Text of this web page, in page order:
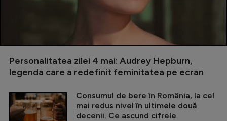
Personalitatea zilei 4 mai: Audrey Hepburn,
legenda care a redefinit feminitatea pe ecran
Consumul de bere în România, la cel
mai redus nivel în ultimele două
decenii. Ce ascund cifrele